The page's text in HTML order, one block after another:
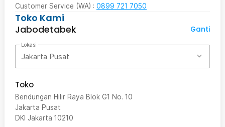
Customer Service (WA) : 0899 721 7050
Toko Kami
Jabodetabek
Ganti
Lokasi
Jakarta Pusat
Toko
Bendungan Hilir Raya Blok G1 No. 10
Jakarta Pusat
DKI Jakarta 10210